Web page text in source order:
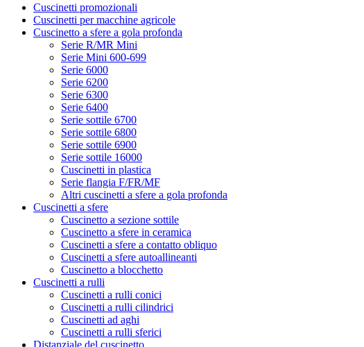
Cuscinetti promozionali
Cuscinetti per macchine agricole
Cuscinetto a sfere a gola profonda
Serie R/MR Mini
Serie Mini 600-699
Serie 6000
Serie 6200
Serie 6300
Serie 6400
Serie sottile 6700
Serie sottile 6800
Serie sottile 6900
Serie sottile 16000
Cuscinetti in plastica
Serie flangia F/FR/MF
Altri cuscinetti a sfere a gola profonda
Cuscinetti a sfere
Cuscinetto a sezione sottile
Cuscinetto a sfere in ceramica
Cuscinetti a sfere a contatto obliquo
Cuscinetti a sfere autoallineanti
Cuscinetto a blocchetto
Cuscinetti a rulli
Cuscinetti a rulli conici
Cuscinetti a rulli cilindrici
Cuscinetti ad aghi
Cuscinetti a rulli sferici
Distanziale del cuscinetto